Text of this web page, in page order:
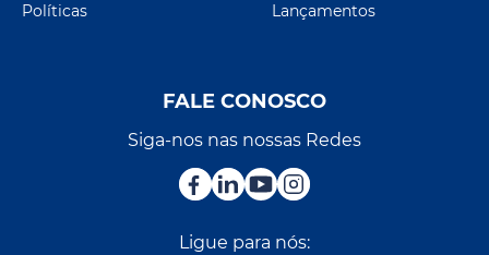
Políticas
Lançamentos
FALE CONOSCO
Siga-nos nas nossas Redes
Ligue para nós: